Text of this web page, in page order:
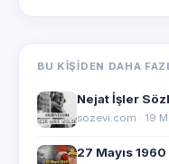
BU KIŞIDEN DAHA
Nejat İşler
sozevi.com · 19
27 Mayıs